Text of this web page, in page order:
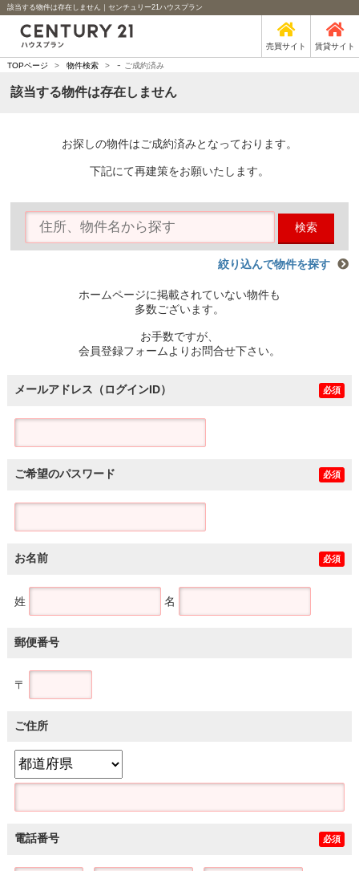
該当する物件は存在しません｜センチュリー21ハウスプラン
売買サイト 賃貸サイト
TOPページ > 物件検索 > - ご成約済み
該当する物件は存在しません
お探しの物件はご成約済みとなっております。
下記にて再建策をお願いたします。
検索
絞り込んで物件を探す
ホームページに掲載されていない物件も
多数ございます。
お手数ですが、
会員登録フォームよりお問合せ下さい。
メールアドレス（ログインID） 必須
ご希望のパスワード 必須
お名前 必須
姓 名
郵便番号
〒
ご住所
電話番号 必須